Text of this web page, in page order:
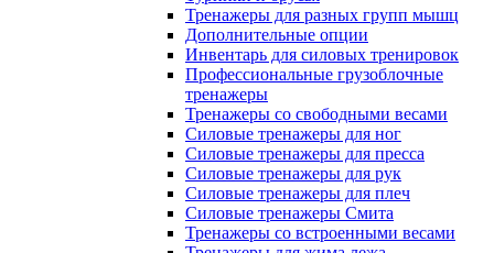
Тренажеры для разных групп мышц
Дополнительные опции
Инвентарь для силовых тренировок
Профессиональные грузоблочные
тренажеры
Тренажеры со свободными весами
Силовые тренажеры для ног
Силовые тренажеры для пресса
Силовые тренажеры для рук
Силовые тренажеры для плеч
Силовые тренажеры Смита
Тренажеры со встроенными весами